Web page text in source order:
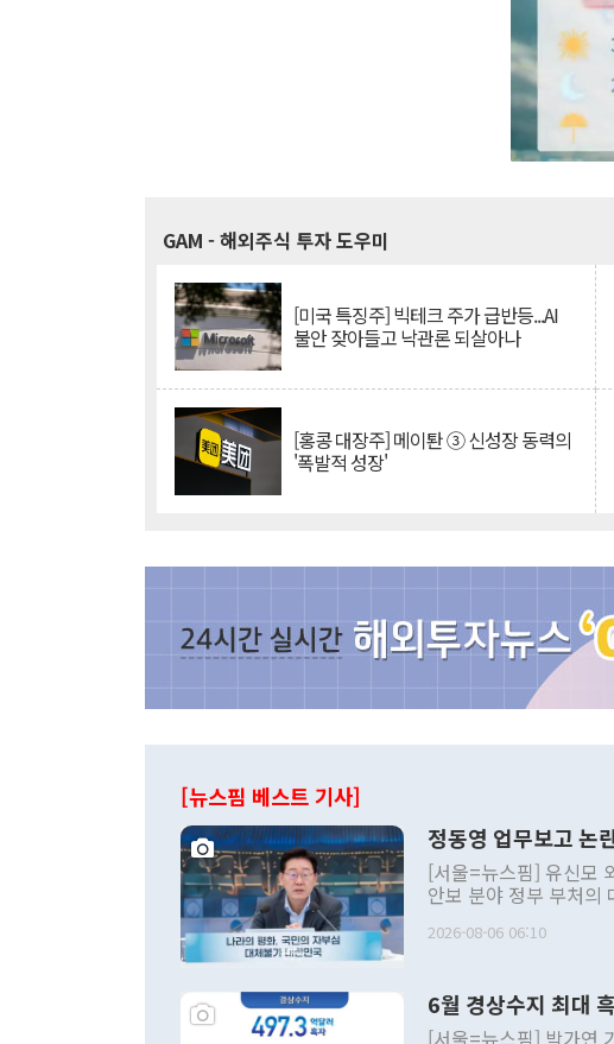
GAM - 해외주식 투자 도우미
[미국 특징주] 빅테크 주가 급반등...AI
불안 잦아들고 낙관론 되살아나
[홍콩 대장주] 메이퇀 ③ 신성장 동력의
'폭발적 성장'
[뉴스핌 베스트 기사]
정동영 업무보고 논
[서울=뉴스핌] 유신모
안보 분야 정부 부처의
발언 중에는 정부 내 조
주의적 희망에 근거한
관의 대북 정책 관련
2026-08-06 06:10
6월 경상수지 최대